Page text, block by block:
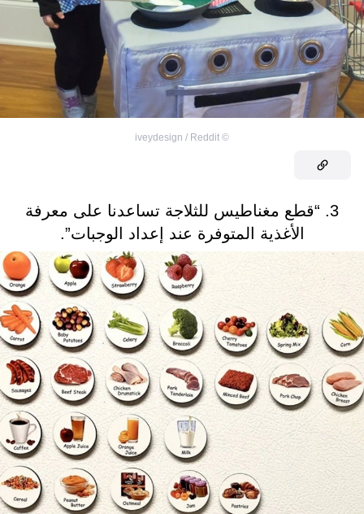
©
iveydesign / Reddit
3. “قطع مغناطيس للثلاجة تساعدنا على معرفة
الأغذية المتوفرة عند إعداد الوجبات”.